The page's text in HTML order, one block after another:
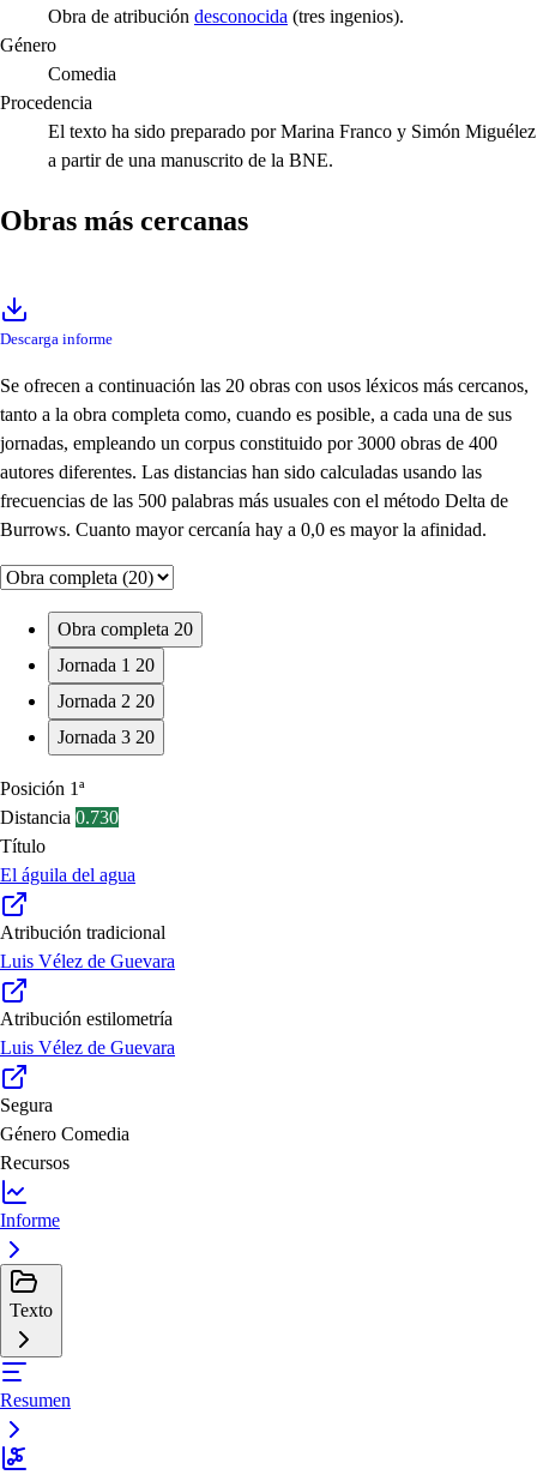
Obra de atribución desconocida (tres ingenios).
Género
Comedia
Procedencia
El texto ha sido preparado por Marina Franco y Simón Miguélez
a partir de una manuscrito de la BNE.
Obras más cercanas
Descarga informe
Se ofrecen a continuación las 20 obras con usos léxicos más cercanos,
tanto a la obra completa como, cuando es posible, a cada una de sus
jornadas, empleando un corpus constituido por 3000 obras de 400
autores diferentes. Las distancias han sido calculadas usando las
frecuencias de las 500 palabras más usuales con el método Delta de
Burrows. Cuanto mayor cercanía hay a 0,0 es mayor la afinidad.
Obra completa 20
Jornada 1 20
Jornada 2 20
Jornada 3 20
Posición 1ª
Distancia 0.730
Título
El águila del agua
Atribución tradicional
Luis Vélez de Guevara
Atribución estilometría
Luis Vélez de Guevara
Segura
Género Comedia
Recursos
Informe
Texto
Resumen